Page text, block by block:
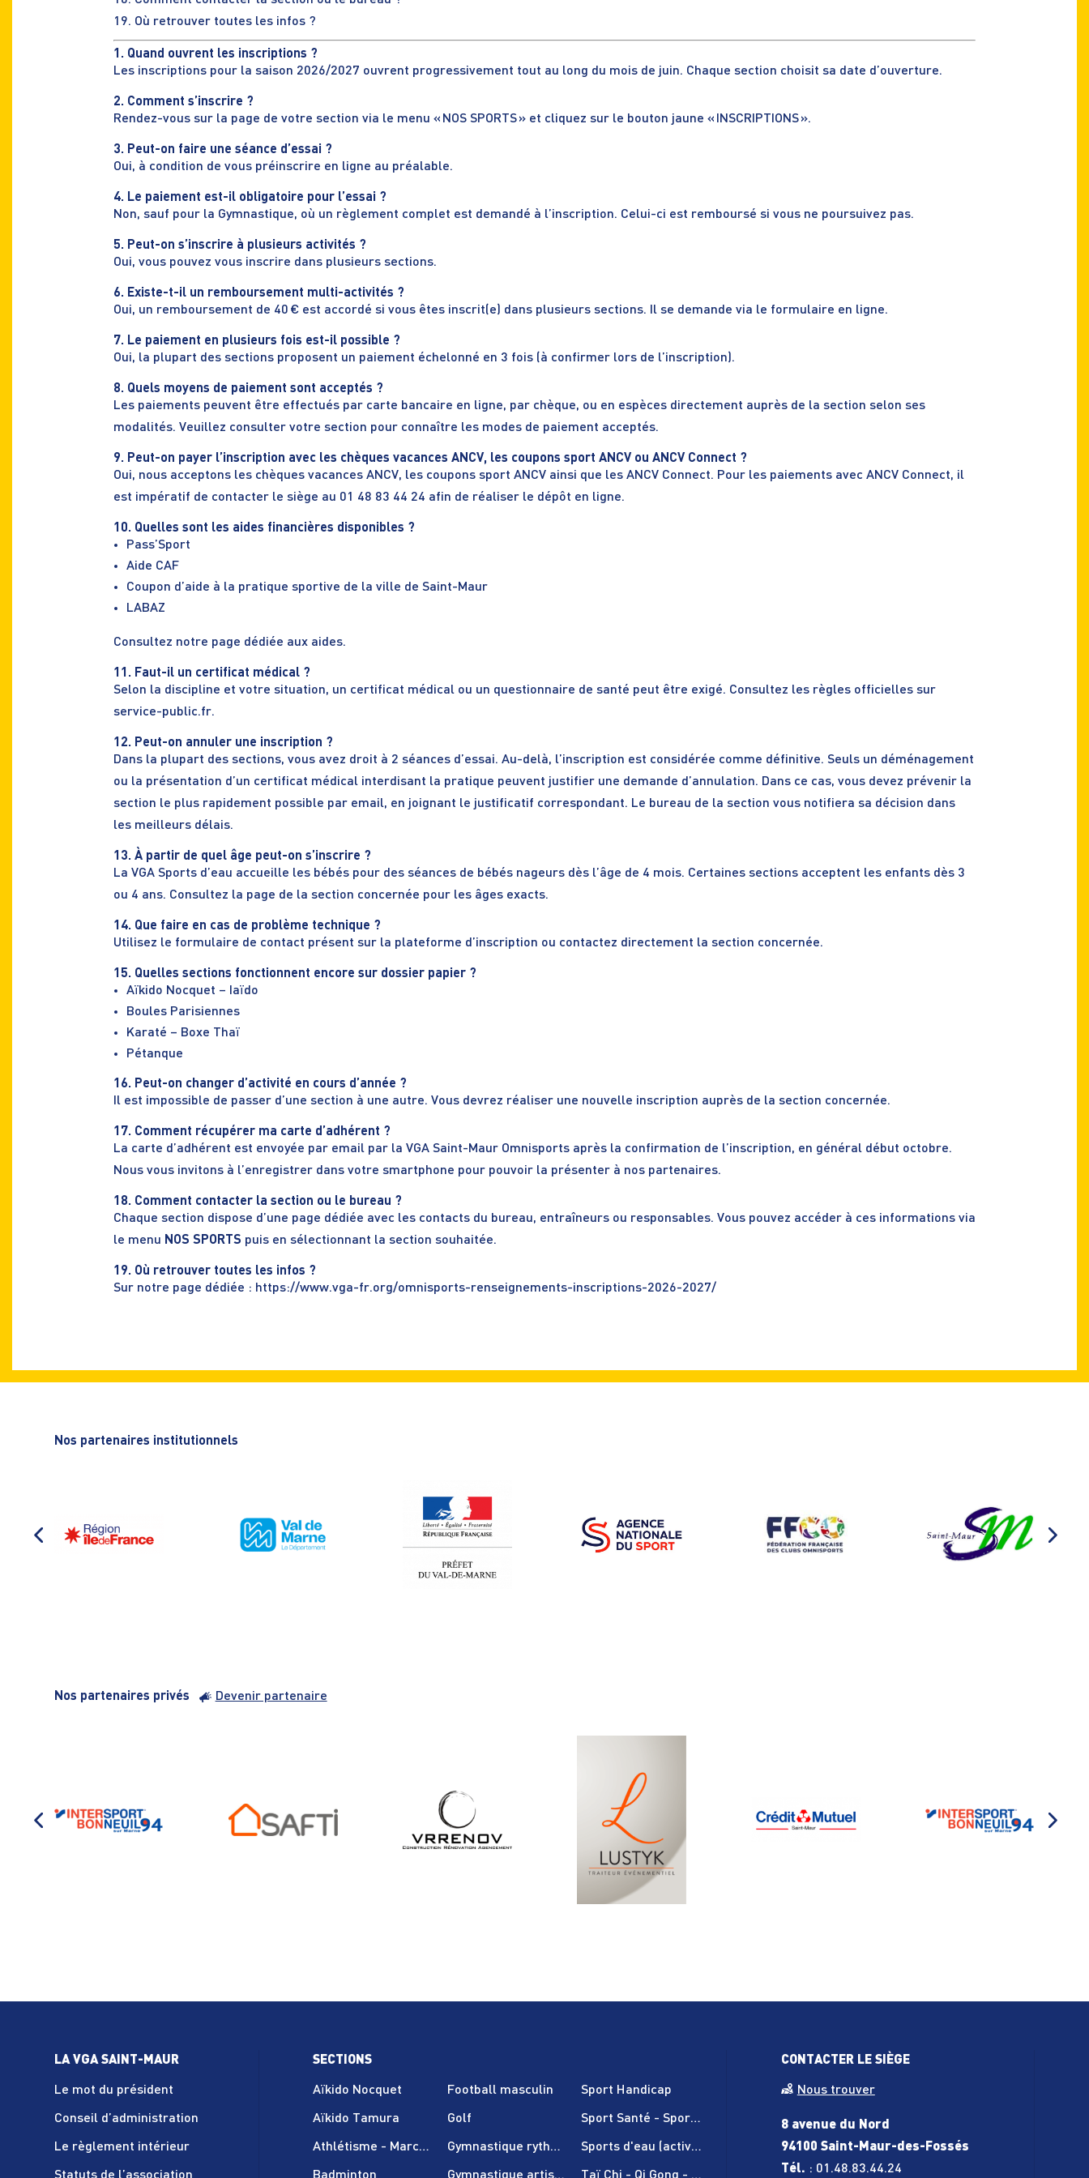
19. Où retrouver toutes les infos ?
1. Quand ouvrent les inscriptions ?
Les inscriptions pour la saison 2026/2027 ouvrent progressivement tout au long du mois de juin. Chaque section choisit sa date d’ouverture.
2. Comment s’inscrire ?
Rendez-vous sur la page de votre section via le menu « NOS SPORTS » et cliquez sur le bouton jaune « INSCRIPTIONS ».
3. Peut-on faire une séance d’essai ?
Oui, à condition de vous préinscrire en ligne au préalable.
4. Le paiement est-il obligatoire pour l’essai ?
Non, sauf pour la Gymnastique, où un règlement complet est demandé à l’inscription. Celui-ci est remboursé si vous ne poursuivez pas.
5. Peut-on s’inscrire à plusieurs activités ?
Oui, vous pouvez vous inscrire dans plusieurs sections.
6. Existe-t-il un remboursement multi-activités ?
Oui, un remboursement de 40 € est accordé si vous êtes inscrit(e) dans plusieurs sections. Il se demande via le formulaire en ligne.
7. Le paiement en plusieurs fois est-il possible ?
Oui, la plupart des sections proposent un paiement échelonné en 3 fois (à confirmer lors de l’inscription).
8. Quels moyens de paiement sont acceptés ?
Les paiements peuvent être effectués par carte bancaire en ligne, par chèque, ou en espèces directement auprès de la section selon ses
modalités. Veuillez consulter votre section pour connaître les modes de paiement acceptés.
9. Peut-on payer l’inscription avec les chèques vacances ANCV, les coupons sport ANCV ou ANCV Connect ?
Oui, nous acceptons les chèques vacances ANCV, les coupons sport ANCV ainsi que les ANCV Connect. Pour les paiements avec ANCV Connect, il
est impératif de contacter le siège au 01 48 83 44 24 afin de réaliser le dépôt en ligne.
10. Quelles sont les aides financières disponibles ?
Pass’Sport
Aide CAF
Coupon d’aide à la pratique sportive de la ville de Saint-Maur
LABAZ
Consultez notre page dédiée aux aides.
11. Faut-il un certificat médical ?
Selon la discipline et votre situation, un certificat médical ou un questionnaire de santé peut être exigé. Consultez les règles officielles sur
service-public.fr.
12. Peut-on annuler une inscription ?
Dans la plupart des sections, vous avez droit à 2 séances d’essai. Au-delà, l’inscription est considérée comme définitive. Seuls un déménagement
ou la présentation d’un certificat médical interdisant la pratique peuvent justifier une demande d’annulation. Dans ce cas, vous devez prévenir la
section le plus rapidement possible par email, en joignant le justificatif correspondant. Le bureau de la section vous notifiera sa décision dans
les meilleurs délais.
13. À partir de quel âge peut-on s’inscrire ?
La VGA Sports d’eau accueille les bébés pour des séances de bébés nageurs dès l’âge de 4 mois. Certaines sections acceptent les enfants dès 3
ou 4 ans. Consultez la page de la section concernée pour les âges exacts.
14. Que faire en cas de problème technique ?
Utilisez le formulaire de contact présent sur la plateforme d’inscription ou contactez directement la section concernée.
15. Quelles sections fonctionnent encore sur dossier papier ?
Aïkido Nocquet – Iaïdo
Boules Parisiennes
Karaté – Boxe Thaï
Pétanque
16. Peut-on changer d’activité en cours d’année ?
Il est impossible de passer d’une section à une autre. Vous devrez réaliser une nouvelle inscription auprès de la section concernée.
17. Comment récupérer ma carte d’adhérent ?
La carte d’adhérent est envoyée par email par la VGA Saint-Maur Omnisports après la confirmation de l’inscription, en général début octobre.
Nous vous invitons à l’enregistrer dans votre smartphone pour pouvoir la présenter à nos partenaires.
18. Comment contacter la section ou le bureau ?
Chaque section dispose d’une page dédiée avec les contacts du bureau, entraîneurs ou responsables. Vous pouvez accéder à ces informations via
le menu NOS SPORTS puis en sélectionnant la section souhaitée.
19. Où retrouver toutes les infos ?
Sur notre page dédiée : https://www.vga-fr.org/omnisports-renseignements-inscriptions-2026-2027/
Nos partenaires institutionnels
Nos partenaires privés Devenir partenaire
LA VGA SAINT-MAUR
Le mot du président
Conseil d’administration
Le règlement intérieur
SECTIONS
Aïkido Nocquet
Aïkido Tamura
Athlétisme - Marche nordique
Football masculin
Golf
Gymnastique rythmique
Sport Handicap
Sport Santé - Sport sur ordonnance
Sports d'eau (activités aquatiques)
CONTACTER LE SIÈGE
Nous trouver
8 avenue du Nord
94100 Saint-Maur-des-Fossés
Tél. : 01.48.83.44.24